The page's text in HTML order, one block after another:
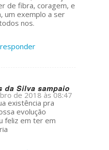
de fibra, coragem, e
um exemplo a ser
nos.
da Silva sampaio
de 2018 às 08:47
existência pra
evolução
feliz em ter em